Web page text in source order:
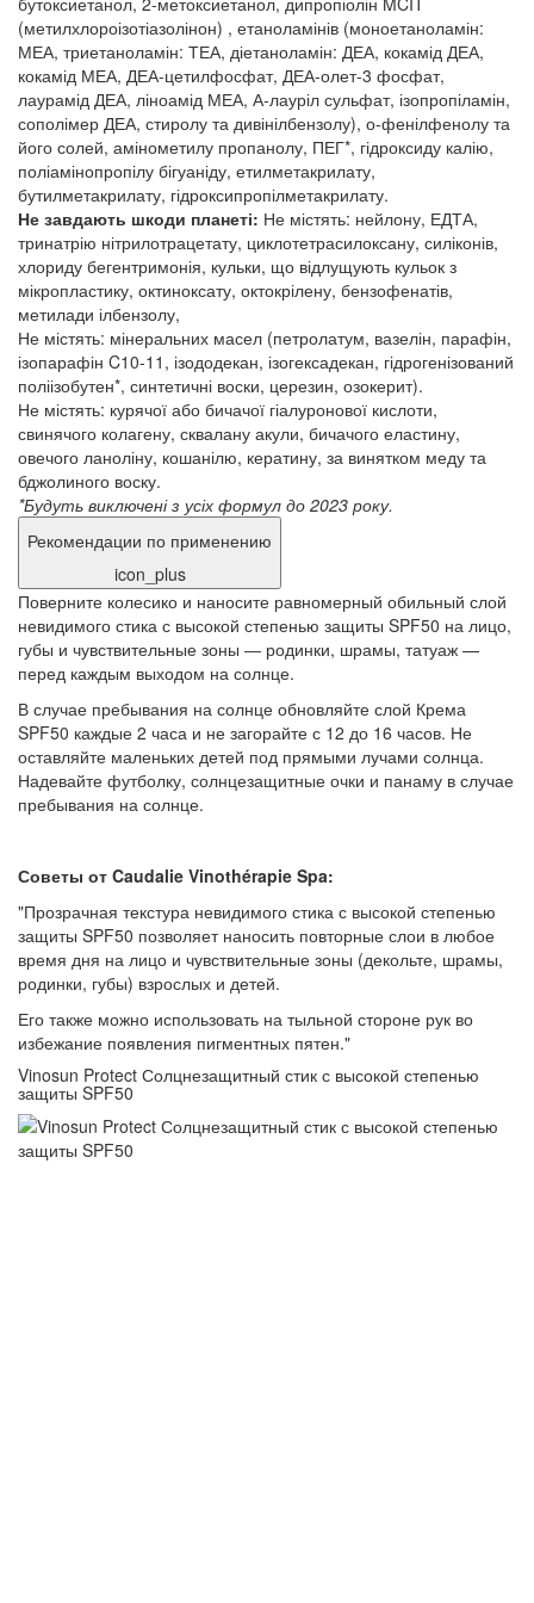
(метилхлороізотіазолінон) , етаноламінів (моноетаноламін:
МЕА, триетаноламін: ТЕА, діетаноламін: ДЕА, кокамід ДЕА,
кокамід МЕА, ДЕА-цетилфосфат, ДЕА-олет-3 фосфат,
лаурамід ДЕА, ліноамід МЕА, А-лауріл сульфат, ізопропіламін,
сополімер ДЕА, стиролу та дивінілбензолу), о-фенілфенолу та
його солей, амінометилу пропанолу, ПЕГ*, гідроксиду калію,
поліамінопропілу бігуаніду, етилметакрилату,
бутилметакрилату, гідроксипропілметакрилату.
Не завдають шкоди планеті: Не містять: нейлону, ЕДТА,
тринатрію нітрилотрацетату, циклотетрасилоксану, силіконів,
хлориду бегентримонія, кульки, що відлущують кульок з
мікропластику, октиноксату, октокрілену, бензофенатів,
метилади ілбензолу,
Не містять: мінеральних масел (петролатум, вазелін, парафін,
ізопарафін C10-11, ізододекан, ізогексадекан, гідрогенізований
поліізобутен*, синтетичні воски, церезин, озокерит).
Не містять: курячої або бичачої гіалуронової кислоти,
свинячого колагену, сквалану акули, бичачого еластину,
овечого ланоліну, кошанілю, кератину, за винятком меду та
бджолиного воску.
*Будуть виключені з усіх формул до 2023 року.
Рекомендации по применению
icon_plus
Поверните колесико и наносите равномерный обильный слой
невидимого стика с высокой степенью защиты SPF50 на лицо,
губы и чувствительные зоны ― родинки, шрамы, татуаж —
перед каждым выходом на солнце.
В случае пребывания на солнце обновляйте слой Крема
SPF50 каждые 2 часа и не загорайте с 12 до 16 часов. Не
оставляйте маленьких детей под прямыми лучами солнца.
Надевайте футболку, солнцезащитные очки и панаму в случае
пребывания на солнце.
Советы от Caudalie Vinothérapie Spa:
"Прозрачная текстура невидимого стика с высокой степенью
защиты SPF50 позволяет наносить повторные слои в любое
время дня на лицо и чувствительные зоны (декольте, шрамы,
родинки, губы) взрослых и детей.
Его также можно использовать на тыльной стороне рук во
избежание появления пигментных пятен."
Vinosun Protect Солцнезащитный стик с высокой степенью
защиты SPF50